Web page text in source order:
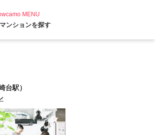
MENU
ンションを探す
台駅）